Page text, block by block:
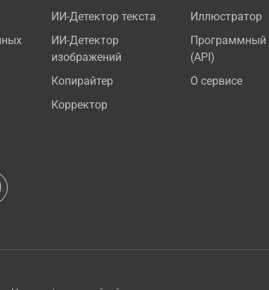
ИИ-Детектор текста
ИИ-Детектор
изображений
Копирайтер
Корректор
Иллюстратор
Программный
(API)
О сервисе